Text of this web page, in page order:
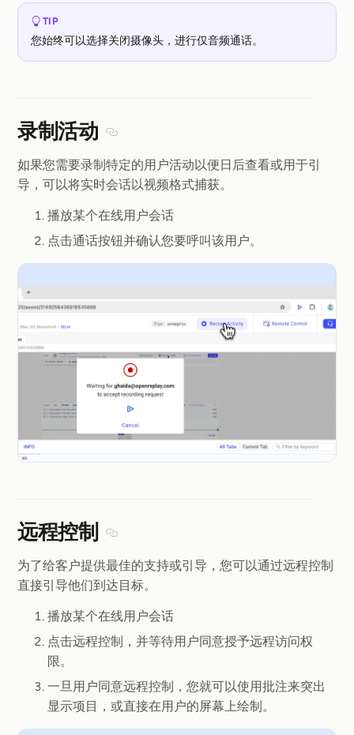
TIP
您始终可以选择关闭摄像头，进行仅音频通话。
录制活动
如果您需要录制特定的用户活动以便日后查看或用于引
导，可以将实时会话以视频格式捕获。
播放某个在线用户会话
点击通话按钮并确认您要呼叫该用户。
远程控制
为了给客户提供最佳的支持或引导，您可以通过远程控制
直接引导他们到达目标。
播放某个在线用户会话
点击远程控制，并等待用户同意授予远程访问权
限。
一旦用户同意远程控制，您就可以使用批注来突出
显示项目，或直接在用户的屏幕上绘制。